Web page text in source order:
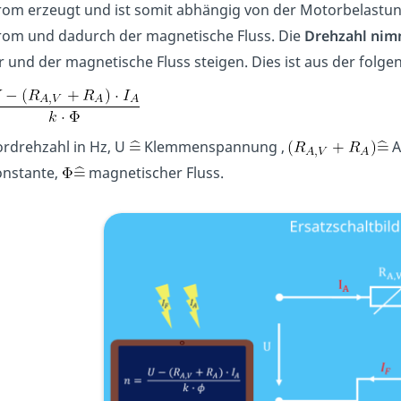
erzeugt und ist somit abhängig von der
und dadurch der magnetische Fluss. Die Drehzahl
und der magnetische Fluss steigen. Dies ist aus der
in Hz, U Klemmenspannung ,
magnetischer Fluss.